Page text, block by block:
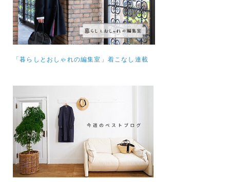
「暮らしとおしゃれの編集室」着こなし連載